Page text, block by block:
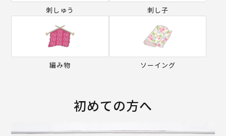
刺しゅう 刺し子
編み物 ソーイング
初めての方へ